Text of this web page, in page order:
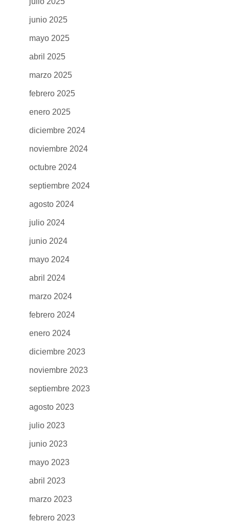
junio 2025
mayo 2025
abril 2025
marzo 2025
febrero 2025
enero 2025
diciembre 2024
noviembre 2024
octubre 2024
septiembre 2024
agosto 2024
julio 2024
junio 2024
mayo 2024
abril 2024
marzo 2024
febrero 2024
enero 2024
diciembre 2023
noviembre 2023
septiembre 2023
agosto 2023
julio 2023
junio 2023
mayo 2023
abril 2023
marzo 2023
febrero 2023